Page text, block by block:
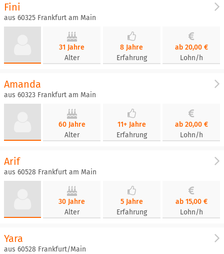
Fini
aus 60325 Frankfurt am Main
31 Jahre
Alter
8 Jahre
Erfahrung
ab 20,00 €
Lohn/h
Amanda
aus 60323 Frankfurt am Main
60 Jahre
Alter
11+ Jahre
Erfahrung
ab 20,00 €
Lohn/h
Arif
aus 60528 Frankfurt am Main
30 Jahre
Alter
5 Jahre
Erfahrung
ab 15,00 €
Lohn/h
Yara
aus 60528 Frankfurt/Main